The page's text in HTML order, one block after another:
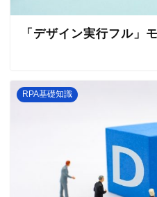
「デザイン実行フル」
RPA基礎知識